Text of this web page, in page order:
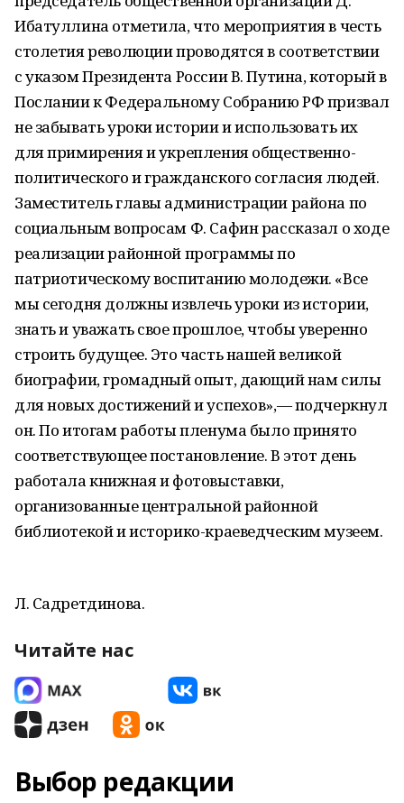
Ибатуллина отметила, что мероприятия в честь
столетия революции проводятся в соответствии
с указом Президента России В. Путина, который в
Послании к Федеральному Собранию РФ призвал
не забывать уроки истории и использовать их
для примирения и укрепления общественно-
политического и гражданского согласия людей.
Заместитель главы администрации района по
социальным вопросам Ф. Сафин рассказал о ходе
реализации районной программы по
патриотическому воспитанию молодежи. «Все
мы сегодня должны извлечь уроки из истории,
знать и уважать свое прошлое, чтобы уверенно
строить будущее. Это часть нашей великой
биографии, громадный опыт, дающий нам силы
для новых достижений и успехов»,— подчеркнул
он. По итогам работы пленума было принято
соответствующее постановление. В этот день
работала книжная и фотовыставки,
организованные центральной районной
библиотекой и историко-краеведческим музеем.
Л. Садретдинова.
Читайте нас
Выбор редакции